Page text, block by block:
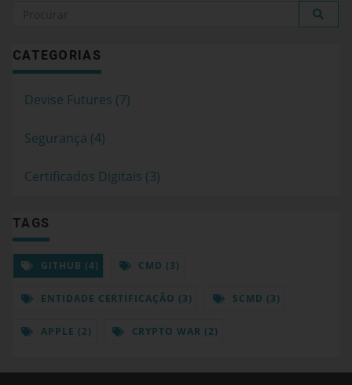
CATEGORIAS
Devise Futures (7)
Segurança (4)
Certificados Digitais (3)
TAGS
GITHUB (4) CMD (3)
ENTIDADE CERTIFICAÇÃO (3) SCMD (3)
APPLE (2) CRYPTO WAR (2)